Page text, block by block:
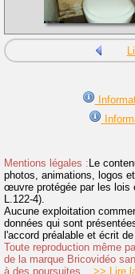
Mentions légales : Le
photos, animations, logos
œuvre protégée par les lois
L.122-4).
Aucune exploitation
données qui sont
l'accord préalable et écrit
Toute reproduction même
de la marque Bricovidéo
à des poursuites.
>> Lire